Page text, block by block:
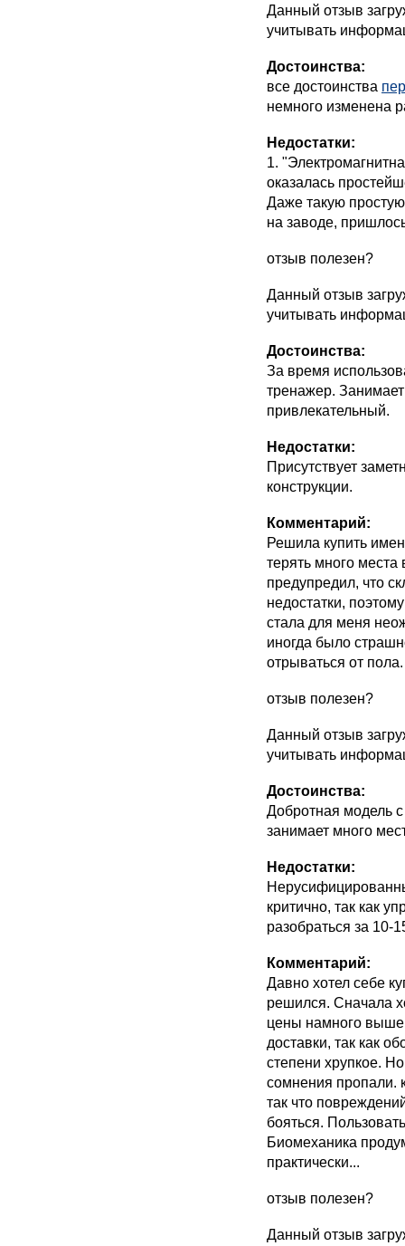
Данный отзыв
учитывать
Достоинства:
все достоинства
немного изменена
Недостатки:
1.
оказалась
Даже такую
на заводе,
отзыв полезен?
Данный отзыв
учитывать
Достоинства:
За время
тренажер.
привлекательный.
Недостатки:
Присутствует
конструкции.
Комментарий:
Решила купить
терять много места
предупредил, что
недостатки,
стала для меня
иногда было
отрываться от
отзыв полезен?
Данный отзыв
учитывать
Достоинства:
Добротная модель
занимает много
Недостатки:
критично, так как
разобраться за 10-
Комментарий:
Давно хотел себе
решился. Сначала
цены намного
доставки, так как
степени хрупкое.
сомнения пропали.
так что
бояться.
Биомеханика
практически...
отзыв полезен?
Данный отзыв